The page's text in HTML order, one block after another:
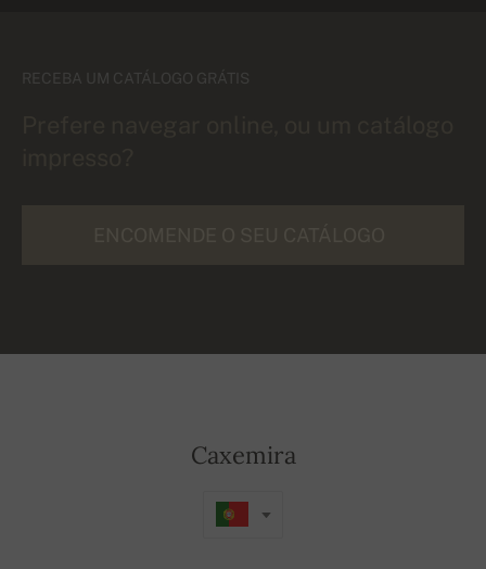
RECEBA UM CATÁLOGO GRÁTIS
Caxemira